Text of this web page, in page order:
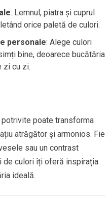
: Lemnul, piatra și cuprul
orice paletă de culori.
personale: Alege culori
bine, deoarece bucătăria
zi cu zi.
poate transforma
atrăgător și armonios. Fie
sau un contrast
de culori îți oferă inspirația
ideală.